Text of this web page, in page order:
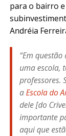
para o bairro e
Andréia
“Em
uma escola,
professores.
aEscola do
dele [do
importante
aqui que